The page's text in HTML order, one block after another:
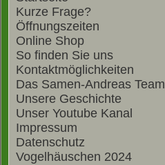
Kurze Frage?
Öffnungszeiten
Online Shop
So finden Sie uns
Kontaktmöglichkeiten
Das Samen-Andreas Team
Unsere Geschichte
Unser Youtube Kanal
Impressum
Datenschutz
Vogelhäuschen 2024